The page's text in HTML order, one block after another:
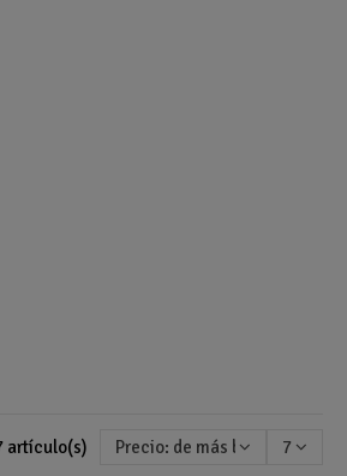
artículo(s) Precio: de más bajo a más alto
7